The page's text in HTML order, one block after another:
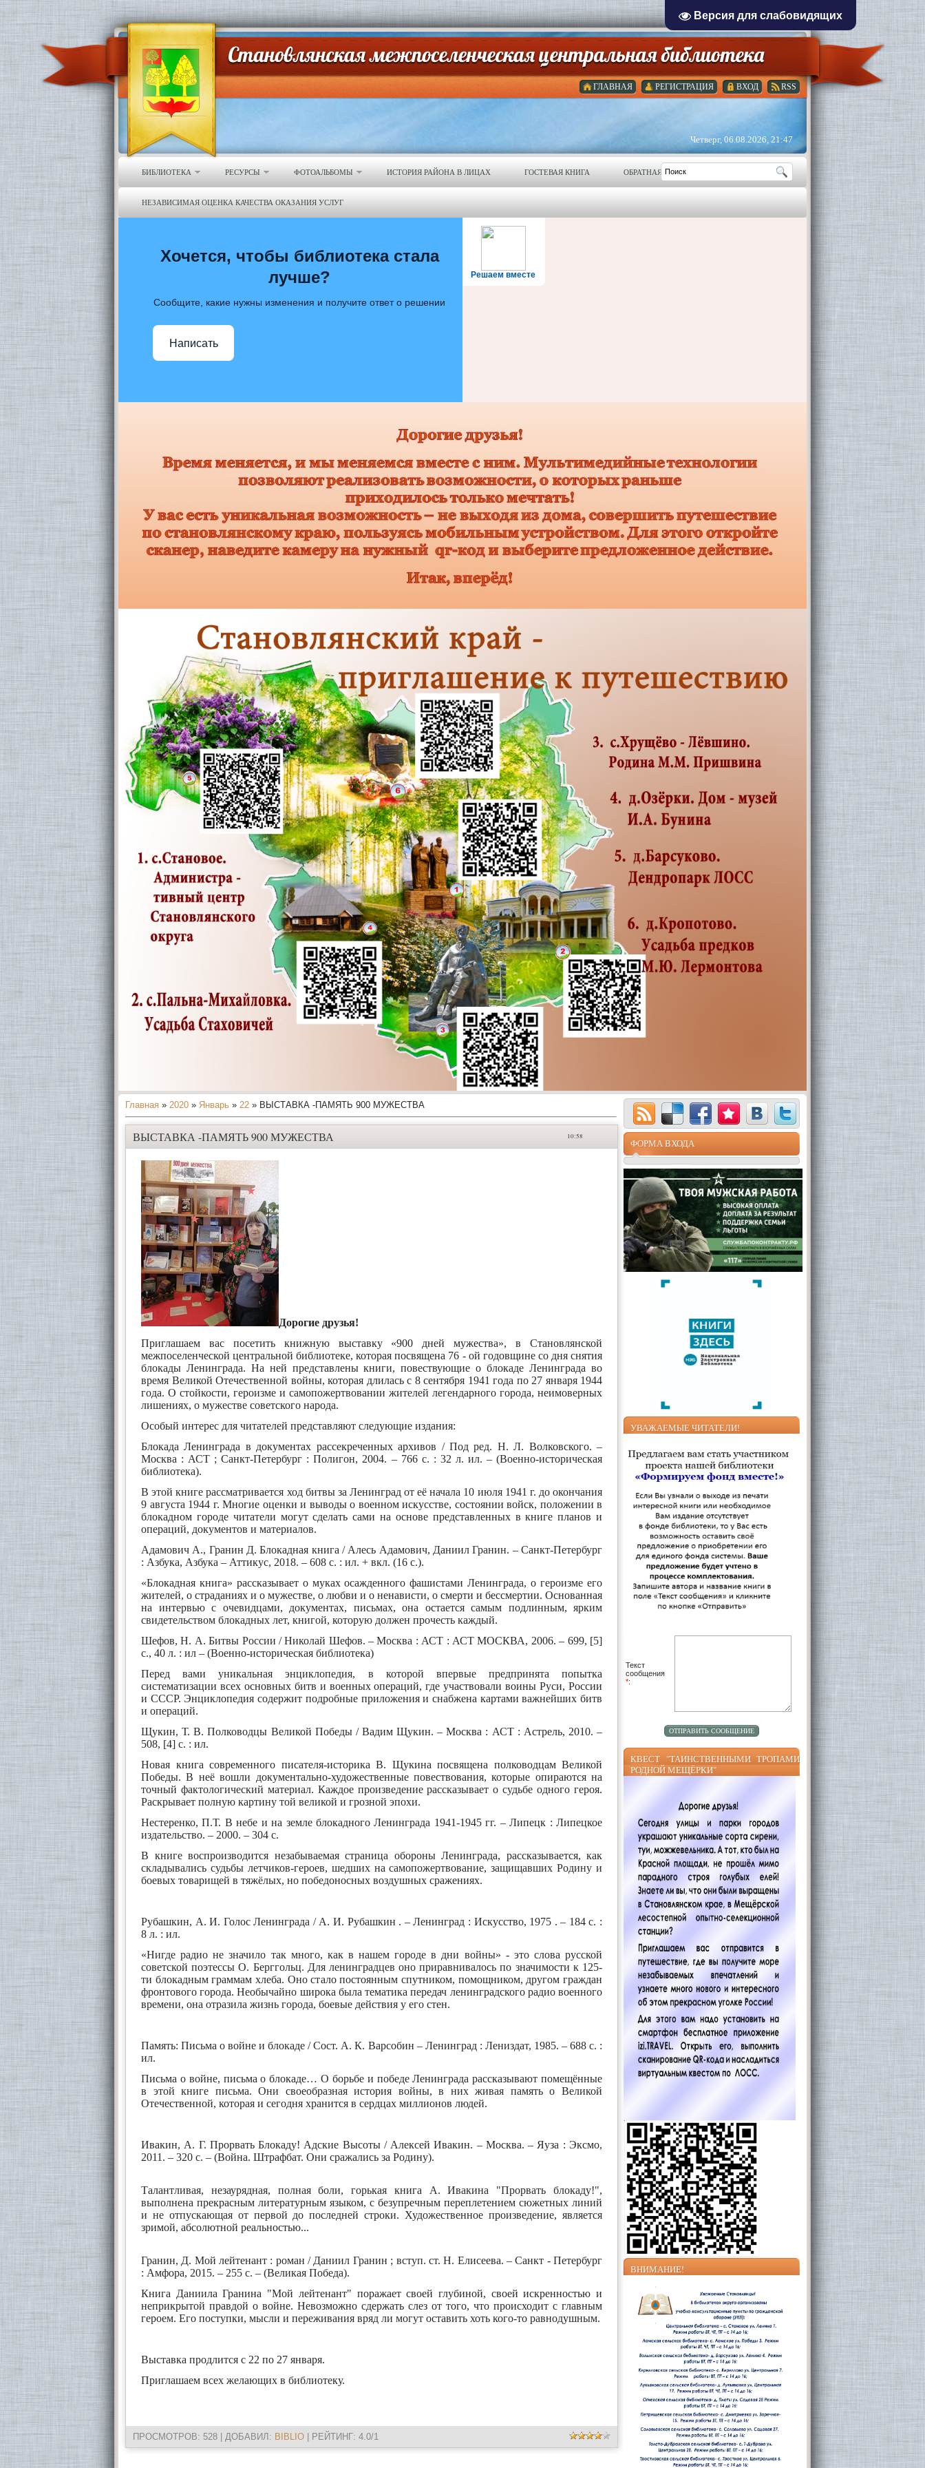
Версия для слабовидящих
RSS
ВХОД
РЕГИСТРАЦИЯ
ГЛАВНАЯ
Четверг, 06.08.2026, 21:47
БИБЛИОТЕКА РЕСУРСЫ ФОТОАЛЬБОМЫ ИСТОРИЯ РАЙОНА В ЛИЦАХ ГОСТЕВАЯ КНИГА ОБРАТНАЯ СВЯЗЬ
НЕЗАВИСИМАЯ ОЦЕНКА КАЧЕСТВА ОКАЗАНИЯ УСЛУГ
Решаем вместе
Хочется, чтобы библиотека стала
лучше?
Сообщите, какие нужны изменения и получите ответ о решении
Написать
Главная » 2020 » Январь » 22 » ВЫСТАВКА -ПАМЯТЬ 900 МУЖЕСТВА
10:58
ВЫСТАВКА -ПАМЯТЬ 900 МУЖЕСТВА
Дорогие друзья!
Приглашаем вас посетить книжную выставку «900 дней мужества», в Становлянской
межпоселенческой центральной библиотеке, которая посвящена 76 - ой годовщине со дня снятия
блокады Ленинграда. На ней представлены книги, повествующие о блокаде Ленинграда во
время Великой Отечественной войны, которая длилась с 8 сентября 1941 года по 27 января 1944
года. О стойкости, героизме и самопожертвовании жителей легендарного города, неимоверных
лишениях, о мужестве советского народа.
Особый интерес для читателей представляют следующие издания:
Блокада Ленинграда в документах рассекреченных архивов / Под ред. Н. Л. Волковского. –
Москва : АСТ ; Санкт-Петербург : Полигон, 2004. – 766 с. : 32 л. ил. – (Военно-историческая
библиотека).
В этой книге рассматривается ход битвы за Ленинград от её начала 10 июля 1941 г. до окончания
9 августа 1944 г. Многие оценки и выводы о военном искусстве, состоянии войск, положении в
блокадном городе читатели могут сделать сами на основе представленных в книге планов и
операций, документов и материалов.
Адамович А., Гранин Д. Блокадная книга / Алесь Адамович, Даниил Гранин. – Санкт-Петербург
: Азбука, Азбука – Аттикус, 2018. – 608 с. : ил. + вкл. (16 с.).
«Блокадная книга» рассказывает о муках осажденного фашистами Ленинграда, о героизме его
жителей, о страданиях и о мужестве, о любви и о ненависти, о смерти и бессмертии. Основанная
на интервью с очевидцами, документах, письмах, она остается самым подлинным, ярким
свидетельством блокадных лет, книгой, которую должен прочесть каждый.
Шефов, Н. А. Битвы России / Николай Шефов. – Москва : АСТ : АСТ МОСКВА, 2006. – 699, [5]
с., 40 л. : ил – (Военно-историческая библиотека)
Перед вами уникальная энциклопедия, в которой впервые предпринята попытка
систематизации всех основных битв и военных операций, где участвовали воины Руси, России
и СССР. Энциклопедия содержит подробные приложения и снабжена картами важнейших битв
и операций.
Щукин, Т. В. Полководцы Великой Победы / Вадим Щукин. – Москва : АСТ : Астрель, 2010. –
508, [4] с. : ил.
Новая книга современного писателя-историка В. Щукина посвящена полководцам Великой
Победы. В неё вошли документально-художественные повествования, которые опираются на
точный фактологический материал. Каждое произведение рассказывает о судьбе одного героя.
Раскрывает полную картину той великой и грозной эпохи.
Нестеренко, П.Т. В небе и на земле блокадного Ленинграда 1941-1945 гг. – Липецк : Липецкое
издательство. – 2000. – 304 с.
В книге воспроизводится незабываемая страница обороны Ленинграда, рассказывается, как
складывались судьбы летчиков-героев, шедших на самопожертвование, защищавших Родину и
боевых товарищей в тяжёлых, но победоносных воздушных сражениях.
Рубашкин, А. И. Голос Ленинграда / А. И. Рубашкин . – Ленинград : Искусство, 1975 . – 184 с. :
8 л. : ил.
«Нигде радио не значило так много, как в нашем городе в дни войны» - это слова русской
советской поэтессы О. Берггольц. Для ленинградцев оно приравнивалось по значимости к 125-
ти блокадным граммам хлеба. Оно стало постоянным спутником, помощником, другом граждан
фронтового города. Необычайно широка была тематика передач ленинградского радио военного
времени, она отразила жизнь города, боевые действия у его стен.
Память: Письма о войне и блокаде / Сост. А. К. Варсобин – Ленинград : Лениздат, 1985. – 688 с. :
ил.
Письма о войне, письма о блокаде… О борьбе и победе Ленинграда рассказывают помещённые
в этой книге письма. Они своеобразная история войны, в них живая память о Великой
Отечественной, которая и сегодня хранится в сердцах миллионов людей.
Ивакин, А. Г. Прорвать Блокаду! Адские Высоты / Алексей Ивакин. – Москва. – Яуза : Эксмо,
2011. – 320 с. – (Война. Штрафбат. Они сражались за Родину).
Талантливая, незаурядная, полная боли, горькая книга А. Ивакина "Прорвать блокаду!",
выполнена прекрасным литературным языком, с безупречным переплетением сюжетных линий
и не отпускающая от первой до последней строки. Художественное произведение, является
зримой, абсолютной реальностью...
Гранин, Д. Мой лейтенант : роман / Даниил Гранин ; вступ. ст. Н. Елисеева. – Санкт - Петербург
: Амфора, 2015. – 255 с. – (Великая Победа).
Книга Даниила Гранина "Мой лейтенант" поражает своей глубиной, своей искренностью и
неприкрытой правдой о войне. Невозможно сдержать слез от того, что происходит с главным
героем. Его поступки, мысли и переживания вряд ли могут оставить хоть кого-то равнодушным.
Выставка продлится с 22 по 27 января.
Приглашаем всех желающих в библиотеку.
ПРОСМОТРОВ: 528 | ДОБАВИЛ: BIBLIO | РЕЙТИНГ: 4.0/1
ФОРМА ВХОДА
УВАЖАЕМЫЕ ЧИТАТЕЛИ!
Текст
сообщения
*:
КВЕСТ "ТАИНСТВЕННЫМИ ТРОПАМИ
РОДНОЙ МЕЩЁРКИ"
ВНИМАНИЕ!